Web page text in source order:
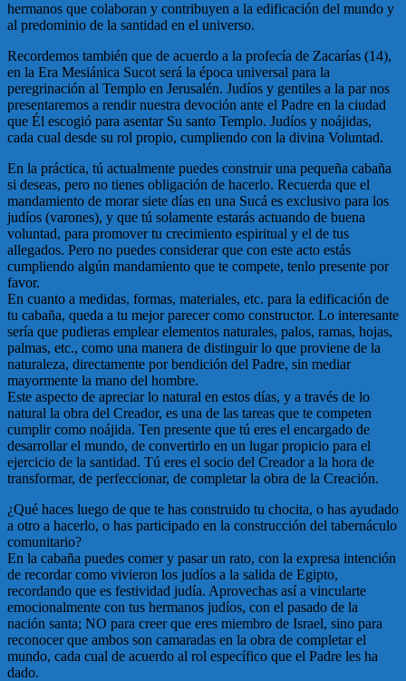
hermanos que colaboran y contribuyen a la edificación del mundo y
al predominio de la santidad en el universo.
Recordemos también que de acuerdo a la profecía de Zacarías (14),
en la Era Mesiánica Sucot será la época universal para la
peregrinación al Templo en Jerusalén. Judíos y gentiles a la par nos
presentaremos a rendir nuestra devoción ante el Padre en la ciudad
que Él escogió para asentar Su santo Templo. Judíos y noájidas,
cada cual desde su rol propio, cumpliendo con la divina Voluntad.
En la práctica, tú actualmente puedes construir una pequeña cabaña
si deseas, pero no tienes obligación de hacerlo. Recuerda que el
mandamiento de morar siete días en una Sucá es exclusivo para los
judíos (varones), y que tú solamente estarás actuando de buena
voluntad, para promover tu crecimiento espiritual y el de tus
allegados. Pero no puedes considerar que con este acto estás
cumpliendo algún mandamiento que te compete, tenlo presente por
favor.
En cuanto a medidas, formas, materiales, etc. para la edificación de
tu cabaña, queda a tu mejor parecer como constructor. Lo interesante
sería que pudieras emplear elementos naturales, palos, ramas, hojas,
palmas, etc., como una manera de distinguir lo que proviene de la
naturaleza, directamente por bendición del Padre, sin mediar
mayormente la mano del hombre.
Este aspecto de apreciar lo natural en estos días, y a través de lo
natural la obra del Creador, es una de las tareas que te competen
cumplir como noájida. Ten presente que tú eres el encargado de
desarrollar el mundo, de convertirlo en un lugar propicio para el
ejercicio de la santidad. Tú eres el socio del Creador a la hora de
transformar, de perfeccionar, de completar la obra de la Creación.
¿Qué haces luego de que te has construido tu chocita, o has ayudado
a otro a hacerlo, o has participado en la construcción del tabernáculo
comunitario?
En la cabaña puedes comer y pasar un rato, con la expresa intención
de recordar como vivieron los judíos a la salida de Egipto,
recordando que es festividad judía. Aprovechas así a vincularte
emocionalmente con tus hermanos judíos, con el pasado de la
nación santa; NO para creer que eres miembro de Israel, sino para
reconocer que ambos son camaradas en la obra de completar el
mundo, cada cual de acuerdo al rol específico que el Padre les ha
dado.